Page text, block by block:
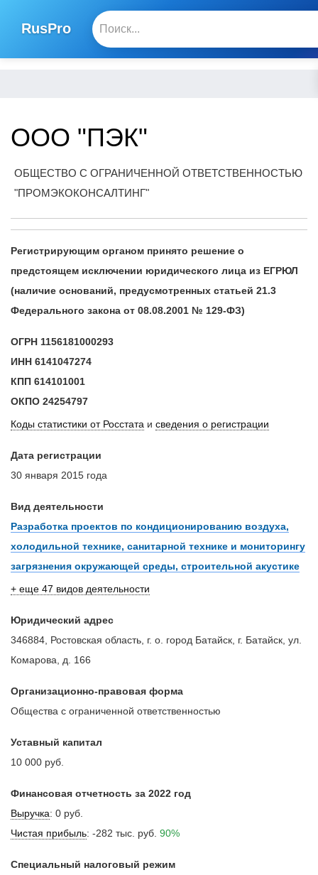
RusPro
ООО "ПЭК"
ОБЩЕСТВО С ОГРАНИЧЕННОЙ ОТВЕТСТВЕННОСТЬЮ
"ПРОМЭКОКОНСАЛТИНГ"
Регистрирующим органом принято решение о
предстоящем исключении юридического лица из ЕГРЮЛ
(наличие оснований, предусмотренных статьей 21.3
Федерального закона от 08.08.2001 № 129-ФЗ)
ОГРН 1156181000293
ИНН 6141047274
КПП 614101001
ОКПО 24254797
Коды статистики от Росстата и сведения о регистрации
Дата регистрации
30 января 2015 года
Вид деятельности
Разработка проектов по кондиционированию воздуха,
холодильной технике, санитарной технике и мониторингу
загрязнения окружающей среды, строительной акустике
+ еще 47 видов деятельности
Юридический адрес
346884, Ростовская область, г. о. город Батайск, г. Батайск, ул.
Комарова, д. 166
Организационно-правовая форма
Общества с ограниченной ответственностью
Уставный капитал
10 000 руб.
Финансовая отчетность за 2022 год
Выручка: 0 руб.
Чистая прибыль: -282 тыс. руб. 90%
Специальный налоговый режим